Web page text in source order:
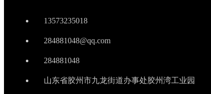
13573235018
284881048@qq.com
284881048
山东省胶州市九龙街道办事处胶州湾工业园